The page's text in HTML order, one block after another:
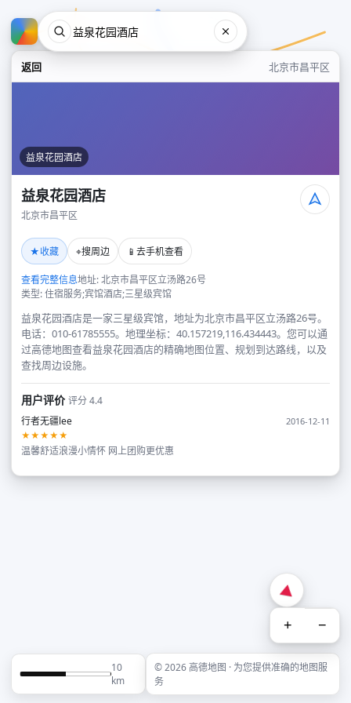
返回 北京市昌平区
益泉花园酒店
益泉花园酒店
北京市昌平区
★收藏 ⌖搜周边 📱 去手机查看
查看完整信息地址: 北京市昌平区立汤路26号
类型: 住宿服务;宾馆酒店;三星级宾馆
益泉花园酒店是一家三星级宾馆，地址为北京市昌平区立汤路26号。
电话：010-61785555。地理坐标：40.157219,116.434443。您可以通
过高德地图查看益泉花园酒店的精确地图位置、规划到达路线，以及
查找周边设施。
用户评价评分 4.4
行者无疆lee
2016-12-11
★★★★★
温馨舒适浪漫小情怀 网上团购更优惠
+ −
10
km
© 2026 高德地图 · 为您提供准确的地图服
务